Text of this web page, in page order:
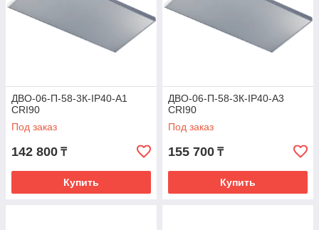
ДВО-06-П-58-3К-IP40-А1
CRI90
Под заказ
142 800 ₸
Купить
ДВО-06-П-58-3К-IP40-А3
CRI90
Под заказ
155 700 ₸
Купить